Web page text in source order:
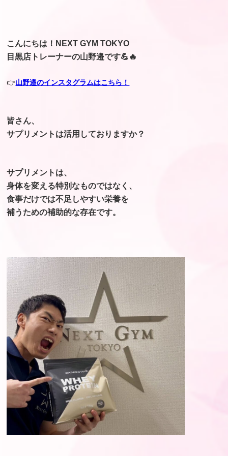
こんにちは！NEXT GYM TOKYO
目黒店トレーナーの山野邉です💪🔥
👉山野邉のインスタグラムはこちら！
皆さん、
サプリメントは活用しておりますか？
サプリメントは、
身体を変える特別なものではなく、
食事だけでは不足しやすい栄養を
補うための補助的な存在です。